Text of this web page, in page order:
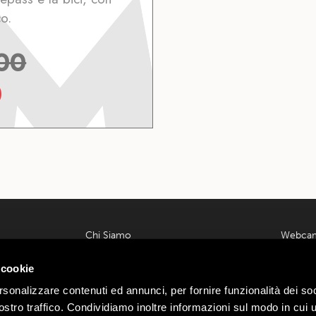
contenuti ed annunci, per fornire funzionalità dei
traffico. Condividiamo inoltre informazioni sul modo in cui
n.
Webtek
Chi Siamo
Privacy e Cookie Policy
Termini e Condizioni
Offerte
Area